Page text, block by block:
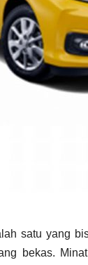
satu yang
bekas.